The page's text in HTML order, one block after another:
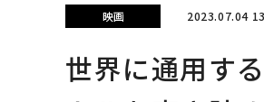
映画 2023.07.04
世界に通用す